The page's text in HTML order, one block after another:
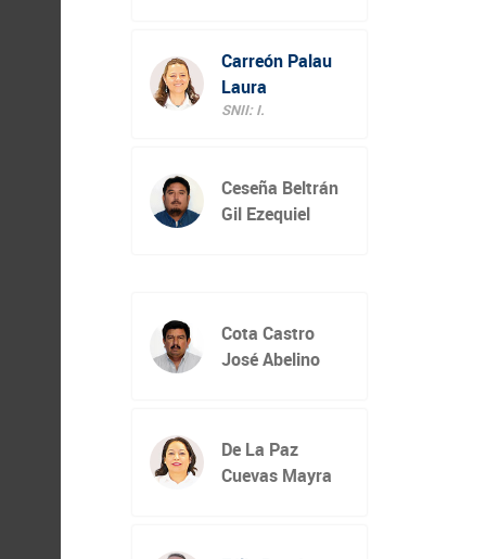
Carreón Palau
Laura
SNII: I.
Ceseña Beltrán
Gil Ezequiel
Cota Castro
José Abelino
De La Paz
Cuevas Mayra